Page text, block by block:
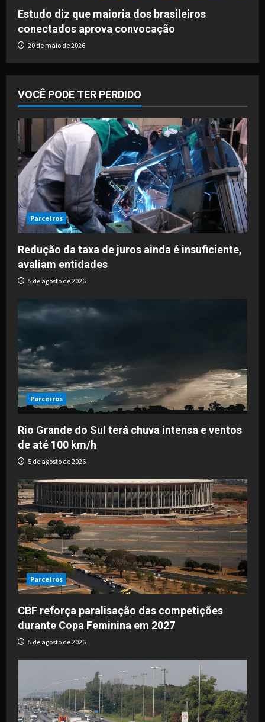
Estudo diz que maioria dos brasileiros
conectados aprova convocação
20 de maio de 2026
VOCÊ PODE TER PERDIDO
Parceiros
Redução da taxa de juros ainda é insuficiente,
avaliam entidades
5 de agosto de 2026
Parceiros
Rio Grande do Sul terá chuva intensa e ventos
de até 100 km/h
5 de agosto de 2026
Parceiros
CBF reforça paralisação das competições
durante Copa Feminina em 2027
5 de agosto de 2026